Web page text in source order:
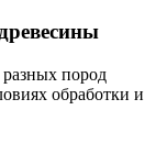
пород
обработки и